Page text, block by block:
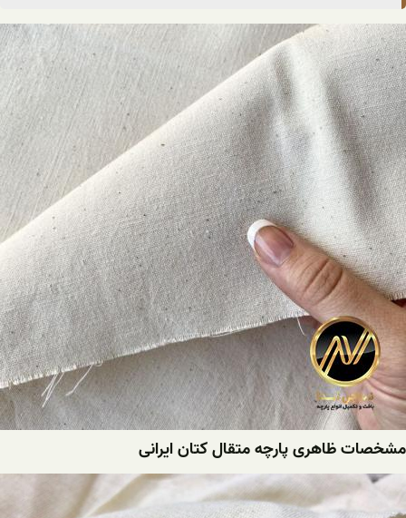
مشخصات ظاهری پارچه متقال کتان ایرانی